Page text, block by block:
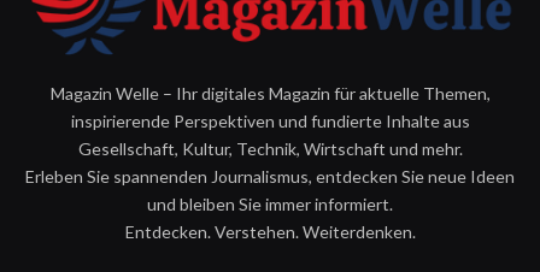
Magazin Welle – Ihr digitales Magazin für aktuelle Themen,
inspirierende Perspektiven und fundierte Inhalte aus
Gesellschaft, Kultur, Technik, Wirtschaft und mehr.
Erleben Sie spannenden Journalismus, entdecken Sie neue Ideen
und bleiben Sie immer informiert.
Entdecken. Verstehen. Weiterdenken.